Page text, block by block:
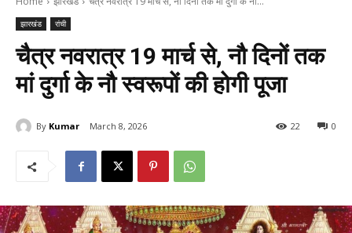
झारखंड रांची
चैत्र नवरात्र 19 मार्च से, नौ दिनों तक
मां दुर्गा के नौ स्वरूपों की होगी पूजा
By Kumar March 8, 2026 0
22